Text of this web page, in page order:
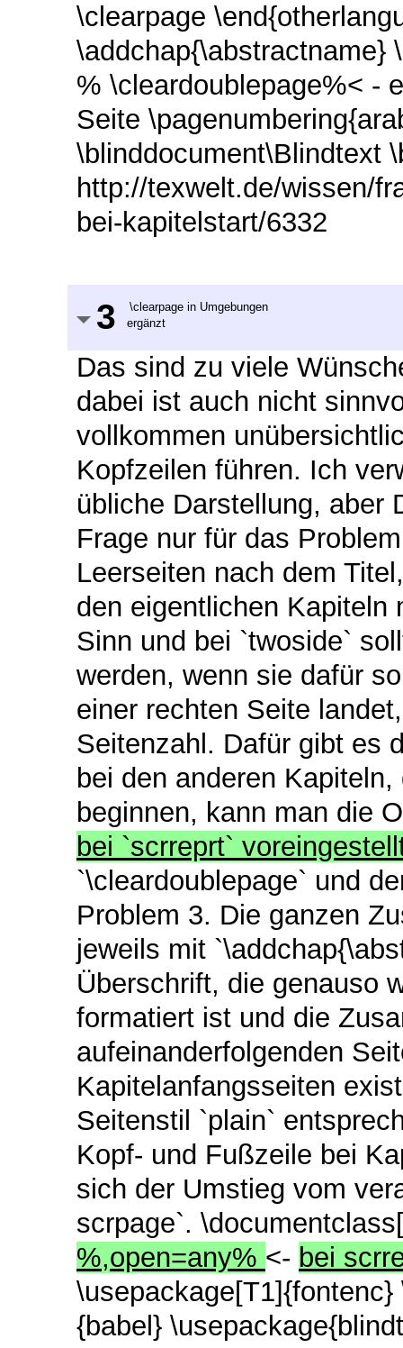
\clearpage
\addchap{\abstractname}
% \cleardoublepage%< -
Seite
\blinddocument\Blindtext
http://texwelt.de/wissen/
bei-kapitelstart/6332
3
\clearpage in Umgebungen
ergänzt
Das sind zu viele
dabei ist auch nicht
vollkommen
Kopfzeilen führen. Ich
übliche Darstellung, aber
Frage nur für das
Leerseiten nach dem
den eigentlichen Kapiteln
Sinn und bei `twoside`
werden, wenn sie dafür
einer rechten Seite
Seitenzahl. Dafür gibt es
bei den anderen
beginnen, kann man die
bei `scrreprt`
`\cleardoublepage` und
Problem 3. Die ganzen
jeweils mit
Überschrift, die genauso
formatiert ist und die
aufeinanderfolgenden
Kapitelanfangsseiten
Seitenstil `plain`
Kopf- und Fußzeile bei
sich der Umstieg vom
scrpage`.
%,open=any% <- bei
{babel}